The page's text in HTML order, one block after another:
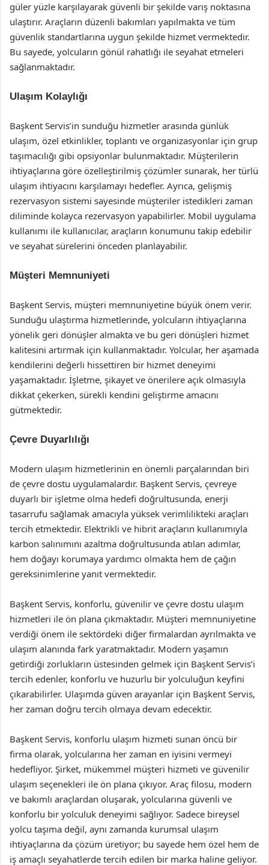
güler yüzle karşılayarak güvenli bir şekilde varış noktasına
ulaştırır. Araçların düzenli bakımları yapılmakta ve tüm
güvenlik standartlarına uygun şekilde hizmet vermektedir.
Bu sayede, yolcuların gönül rahatlığı ile seyahat etmeleri
sağlanmaktadır.
Ulaşım Kolaylığı
Başkent Servis’in sunduğu hizmetler arasında günlük
ulaşım, özel etkinlikler, toplantı ve organizasyonlar için grup
taşımacılığı gibi opsiyonlar bulunmaktadır. Müşterilerin
ihtiyaçlarına göre özelleştirilmiş çözümler sunarak, her türlü
ulaşım ihtiyacını karşılamayı hedefler. Ayrıca, gelişmiş
rezervasyon sistemi sayesinde müşteriler istedikleri zaman
diliminde kolayca rezervasyon yapabilirler. Mobil uygulama
kullanımı ile kullanıcılar, araçların konumunu takip edebilir
ve seyahat sürelerini önceden planlayabilir.
Müşteri Memnuniyeti
Başkent Servis, müşteri memnuniyetine büyük önem verir.
Sunduğu ulaştırma hizmetlerinde, yolcuların ihtiyaçlarına
yönelik geri dönüşler almakta ve bu geri dönüşleri hizmet
kalitesini artırmak için kullanmaktadır. Yolcular, her aşamada
kendilerini değerli hissettiren bir hizmet deneyimi
yaşamaktadır. İşletme, şikayet ve önerilere açık olmasıyla
dikkat çekerken, sürekli kendini geliştirme amacını
gütmektedir.
Çevre Duyarlılığı
Modern ulaşım hizmetlerinin en önemli parçalarından biri
de çevre dostu uygulamalardır. Başkent Servis, çevreye
duyarlı bir işletme olma hedefi doğrultusunda, enerji
tasarrufu sağlamak amacıyla yüksek verimlilikteki araçları
tercih etmektedir. Elektrikli ve hibrit araçların kullanımıyla
karbon salınımını azaltma doğrultusunda atılan adımlar,
hem doğayı korumaya yardımcı olmakta hem de çağın
gereksinimlerine yanıt vermektedir.
Başkent Servis, konforlu, güvenilir ve çevre dostu ulaşım
hizmetleri ile ön plana çıkmaktadır. Müşteri memnuniyetine
verdiği önem ile sektördeki diğer firmalardan ayrılmakta ve
ulaşım alanında fark yaratmaktadır. Modern yaşamın
getirdiği zorlukların üstesinden gelmek için Başkent Servis’i
tercih edenler, konforlu ve huzurlu bir yolculuğun keyfini
çıkarabilirler. Ulaşımda güven arayanlar için Başkent Servis,
her zaman doğru tercih olmaya devam edecektir.
Başkent Servis, konforlu ulaşım hizmeti sunan öncü bir
firma olarak, yolcularına her zaman en iyisini vermeyi
hedefliyor. Şirket, mükemmel müşteri hizmeti ve güvenilir
ulaşım seçenekleri ile ön plana çıkıyor. Araç filosu, modern
ve bakımlı araçlardan oluşarak, yolcularına güvenli ve
konforlu bir yolculuk deneyimi sağlıyor. Sadece bireysel
yolcu taşıma değil, aynı zamanda kurumsal ulaşım
ihtiyaçlarına da çözüm üretiyor; bu sayede hem özel hem de
iş amaçlı seyahatlerde tercih edilen bir marka haline geliyor.